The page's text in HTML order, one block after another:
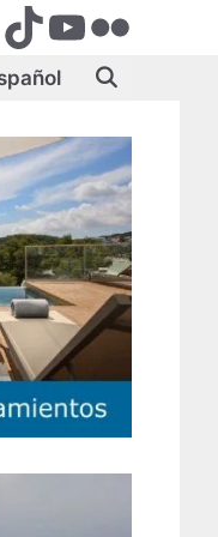
TikTok
YouTube
Flickr